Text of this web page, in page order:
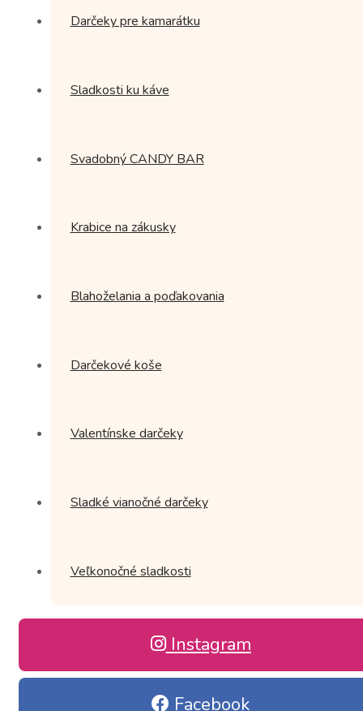
Darčeky pre kamarátku
Sladkosti ku káve
Svadobný CANDY BAR
Krabice na zákusky
Blahoželania a poďakovania
Darčekové koše
Valentínske darčeky
Sladké vianočné darčeky
Veľkonočné sladkosti
Instagram
Facebook